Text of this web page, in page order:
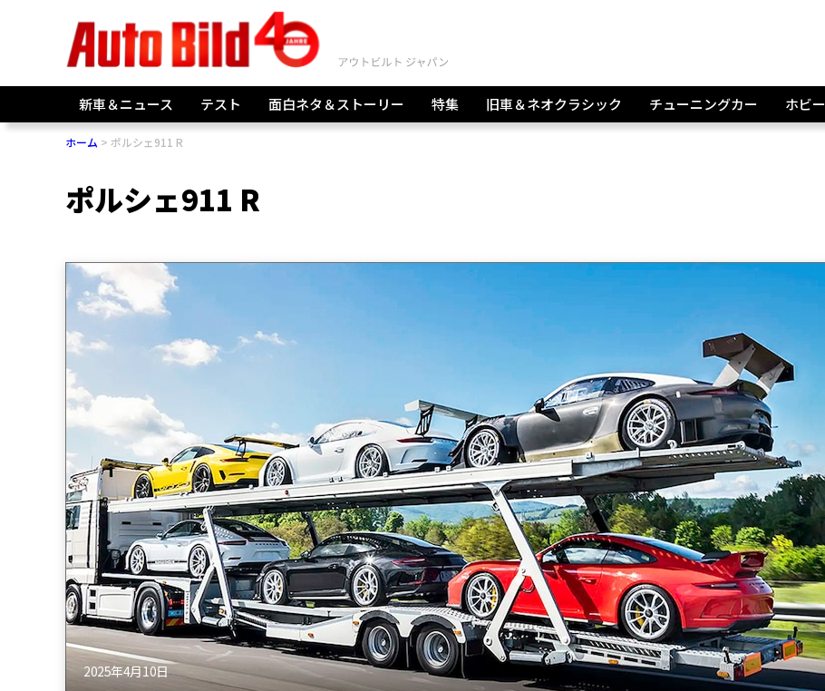
新車＆ニュース テスト 面白ネタ＆ストーリー 特集 旧車＆ネオクラシック チューニングカー ホビー
ホーム ポルシェ911 R
ポルシェ911 R
2025年4月10日